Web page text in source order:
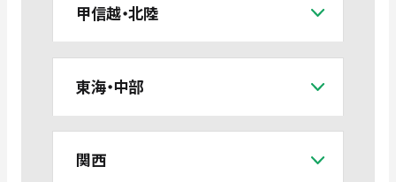
甲信越・北陸
東海・中部
関西